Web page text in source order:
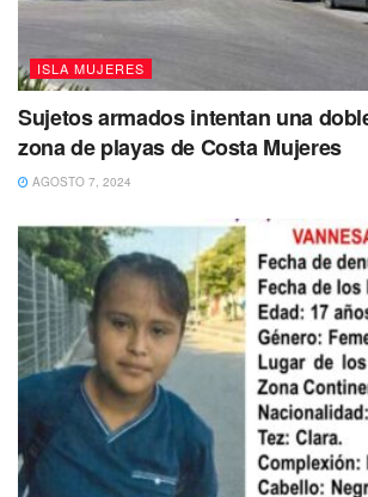
ISLA MUJERES
Sujetos armados intentan una
zona de playas de Costa Mujeres
AGOSTO 7, 2024